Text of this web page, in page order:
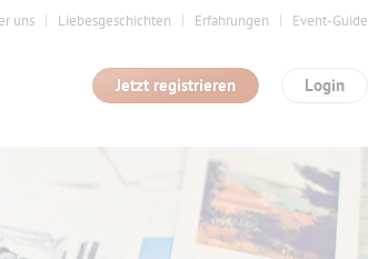
uns Liebesgeschichten Erfahrungen Event-Guide
Login
Jetzt registrieren